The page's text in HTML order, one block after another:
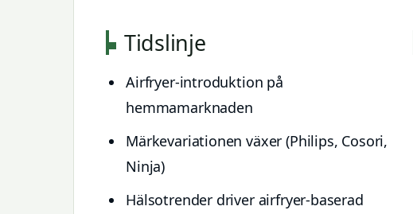
Tidslinje
Airfryer-introduktion på
hemmamarknaden
Märkevariationen växer (Philips, Cosori,
Ninja)
Hälsotrender driver airfryer-baserad